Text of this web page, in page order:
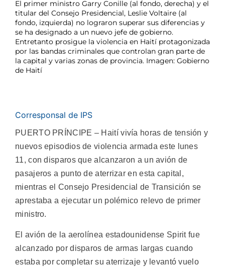
El primer ministro Garry Conille (al fondo, derecha) y el
titular del Consejo Presidencial, Leslie Voltaire (al
fondo, izquierda) no lograron superar sus diferencias y
se ha designado a un nuevo jefe de gobierno.
Entretanto prosigue la violencia en Haití protagonizada
por las bandas criminales que controlan gran parte de
la capital y varias zonas de provincia. Imagen: Gobierno
de Haití
Corresponsal de IPS
PUERTO PRÍNCIPE – Haití vivía horas de tensión y
nuevos episodios de violencia armada este lunes
11, con disparos que alcanzaron a un avión de
pasajeros a punto de aterrizar en esta capital,
mientras el Consejo Presidencial de Transición se
aprestaba a ejecutar un polémico relevo de primer
ministro.
El avión de la aerolínea estadounidense Spirit fue
alcanzado por disparos de armas largas cuando
estaba por completar su aterrizaje y levantó vuelo